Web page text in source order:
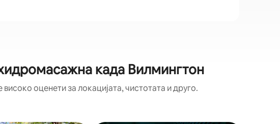
када Вилмингтон
оценети за локацијата, чистотата и друго.